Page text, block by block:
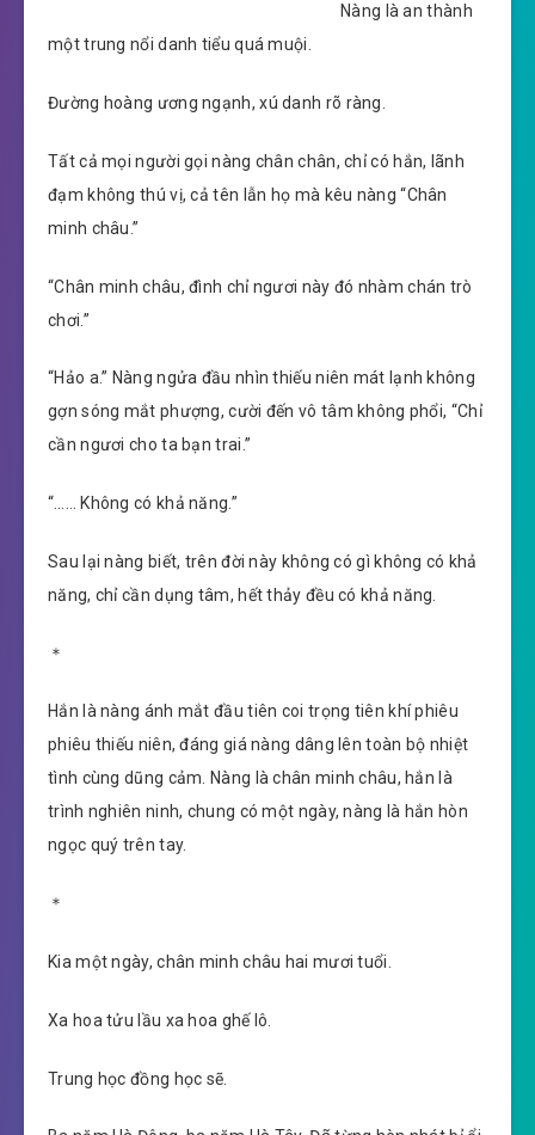
Nàng là an thành
một trung nổi danh tiểu quá muội.
Đường hoàng ương ngạnh, xú danh rõ ràng.
Tất cả mọi người gọi nàng chân chân, chỉ có hắn, lãnh
đạm không thú vị, cả tên lẫn họ mà kêu nàng “Chân
minh châu.”
“Chân minh châu, đình chỉ ngươi này đó nhàm chán trò
chơi.”
“Hảo a.” Nàng ngửa đầu nhìn thiếu niên mát lạnh không
gợn sóng mắt phượng, cười đến vô tâm không phổi, “Chỉ
cần ngươi cho ta bạn trai.”
“…… Không có khả năng.”
Sau lại nàng biết, trên đời này không có gì không có khả
năng, chỉ cần dụng tâm, hết thảy đều có khả năng.
＊
Hắn là nàng ánh mắt đầu tiên coi trọng tiên khí phiêu
phiêu thiếu niên, đáng giá nàng dâng lên toàn bộ nhiệt
tình cùng dũng cảm. Nàng là chân minh châu, hắn là
trình nghiên ninh, chung có một ngày, nàng là hắn hòn
ngọc quý trên tay.
＊
Kia một ngày, chân minh châu hai mươi tuổi.
Xa hoa tửu lầu xa hoa ghế lô.
Trung học đồng học sẽ.